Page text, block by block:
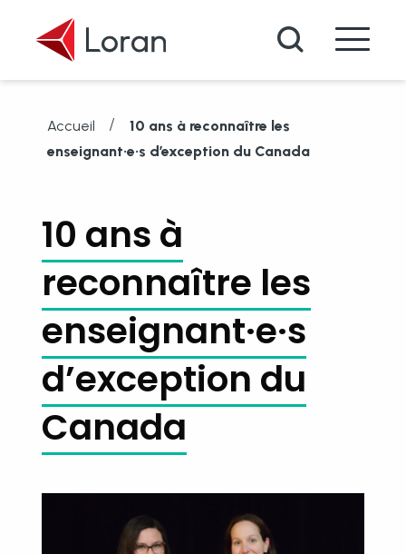
Recherche
Accueil /
10 ans à reconnaître les
enseignant·e·s d’exception du Canada
10 ans à
reconnaître les
enseignant·e·s
d’exception du
Canada